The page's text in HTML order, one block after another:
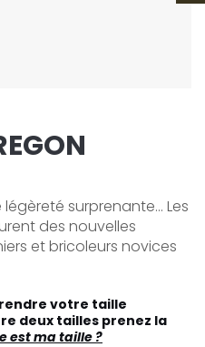
surprenante... Les
des nouvelles
et bricoleurs novices
votre taille
deux tailles prenez la
est ma taille ?